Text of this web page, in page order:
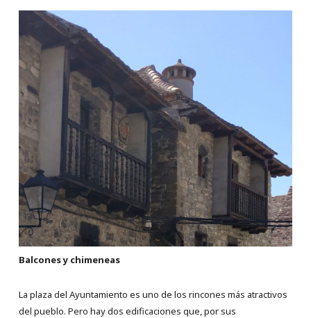
Balcones y chimeneas
La plaza del Ayuntamiento es uno de los rincones más atractivos
del pueblo. Pero hay dos edificaciones que, por sus